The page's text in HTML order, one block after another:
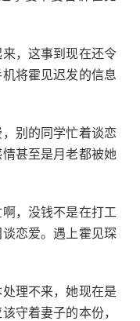
，这事到现在还令
将霍见迟发的信息
别的同学忙着谈恋
甚至是月老都被她
，没钱不是在打工
恋爱。遇上霍见琛
理不来，她现在是
守着妻子的本份，